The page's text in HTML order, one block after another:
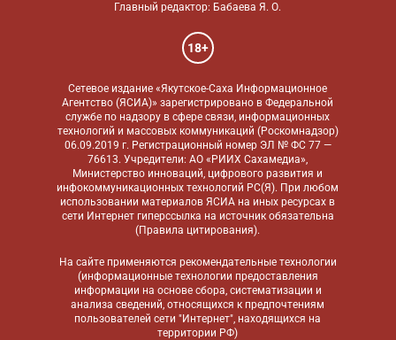
Главный редактор: Бабаева Я. О.
18+
Сетевое издание «Якутское-Саха Информационное
Агентство (ЯСИА)» зарегистрировано в Федеральной
службе по надзору в сфере связи, информационных
технологий и массовых коммуникаций (Роскомнадзор)
06.09.2019 г. Регистрационный номер ЭЛ № ФС 77 —
76613. Учредители: АО «РИИХ Сахамедиа»,
Министерство инноваций, цифрового развития и
инфокоммуникационных технологий РС(Я). При любом
использовании материалов ЯСИА на иных ресурсах в
сети Интернет гиперссылка на источник обязательна
(Правила цитирования).
На сайте применяются рекомендательные технологии
(информационные технологии предоставления
информации на основе сбора, систематизации и
анализа сведений, относящихся к предпочтениям
пользователей сети "Интернет", находящихся на
территории РФ)